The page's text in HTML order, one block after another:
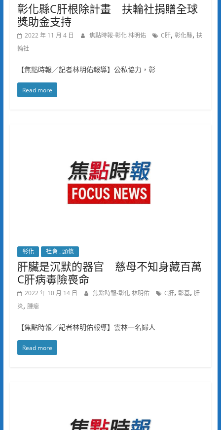
彰化縣C肝根除計畫 扶輪社捐贈全球
獎助金支持
2022 年 11 月 4 日 焦點時報-彰化 林明佑 C肝, 彰化縣, 扶
輪社
【焦點時報／記者林明佑報導】公私協力，彰
Read more
彰化 社會 . 頭條
肝臟是沉默的器官 慈母不知身藏百萬
C肝病毒險喪命
2022 年 10 月 14 日 焦點時報-彰化 林明佑 C肝, 彰基, 肝
炎, 腫瘤
【焦點時報／記者林明佑報導】雲林一名婦人
Read more